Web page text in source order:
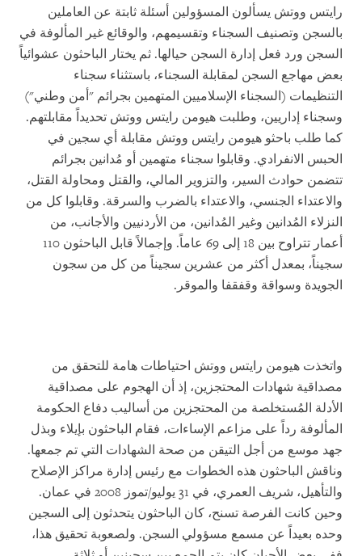
رايتس ووتش يسألون المسؤولين أسئلة ثابتة عن العاملين
بالسجن وتصنيف السجناء وتقسيمهم، والوقائع غير المألوفة في
السجن ورد فعل إدارة السجن حيالها. ثم يختار الباحثون عشوائياً
بعض مهاجع السجن لمقابلة السجناء، باستثناء سجناء
التنظيمات (السجناء الإسلاميين المتهمين بجرائم "أمن وطني")
وسجناء إداريين، وطلبت هيومن رايتس ووتش تحديداً مقابلتهم.
كما طلب باحثو هيومن رايتس ووتش مقابلة أي سجين في
الحبس الانفرادي. وقابلوا سجناء متهمين أو مُدانين بجرائم
تتضمن حوادث السير، والتزوير المالي، والقتل ومحاولة القتل،
والاعتداء الجنسي، والاعتداء بالضرب والسرقة. وقابلوا كل من
النزلاء المُدانين وغير المُدانين، من الأردنيين والأجانب، من
أعمار تتراوح بين 18 إلى 69 عاماً. وإجمالاً قابل الباحثون 110
سجيناً، بمعدل أكثر من عشرين سجيناً من كل من سجون
الجويدة وسواقة وقفقفا والموقر.
واتخذت هيومن رايتس ووتش احتياطات هامة للتحقق من
مصداقية شهادات المحتجزين، إذ أن الهجوم على مصداقية
الأدلة المُستخلصة من المحتجزين من أساليب دفاع الحكومة
المألوفة رداً على مزاعم الإساءات، فقام الباحثون بإيلاء وبذل
جهد موسع من أجل التيقن من صحة الشهادات التي تم جمعها.
وناقش الباحثون هذه الخطوات مع رئيس إدارة مراكز الإصلاح
والتأهيل، شريف العمري، في 31 يوليو/تموز 2008 في عمان.
وحين كانت الفرصة تسنح، كان الباحثون يتحدثون إلى السجين
وحده بعيداً عن مسمع مسؤولي السجن. ولصعوبة تحقيق هذا،